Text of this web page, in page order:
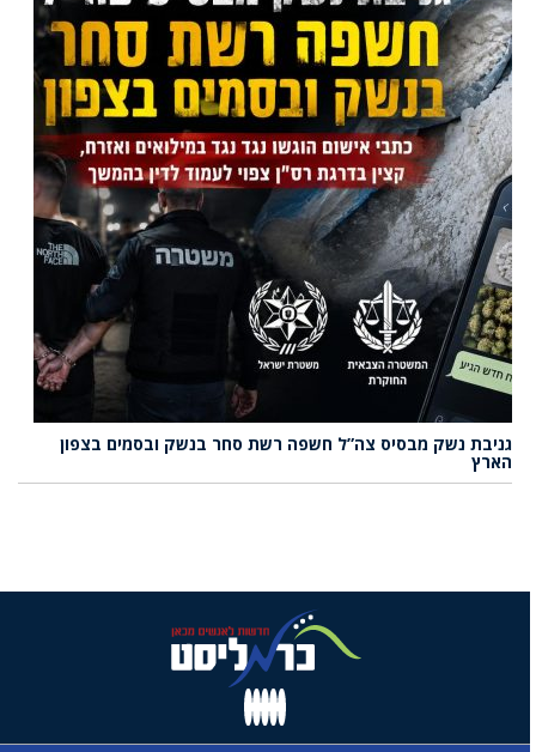
גניבת נשק מבסיס צה”ל חשפה רשת סחר בנשק ובסמים בצפון
הארץ